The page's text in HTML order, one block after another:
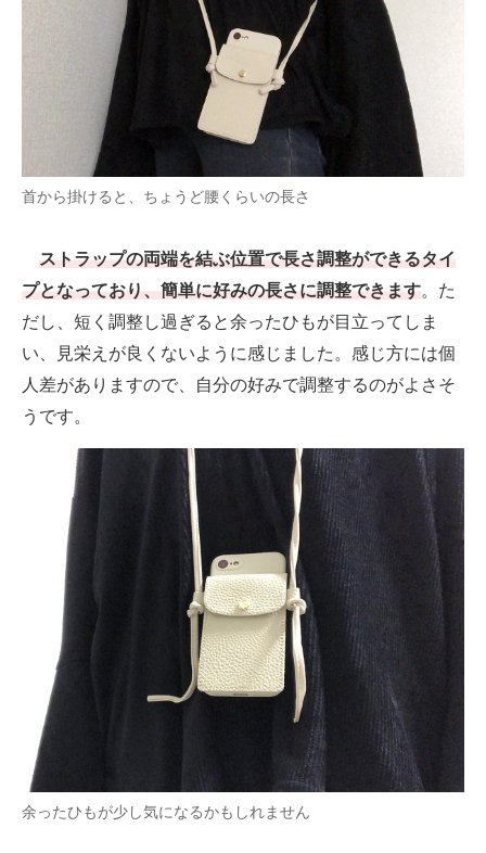
首から掛けると、ちょうど腰くらいの長さ
ストラップの両端を結ぶ位置で長さ調整ができるタイ
プとなっており、簡単に好みの長さに調整できます。た
だし、短く調整し過ぎると余ったひもが目立ってしま
い、見栄えが良くないように感じました。感じ方には個
人差がありますので、自分の好みで調整するのがよさそ
うです。
余ったひもが少し気になるかもしれません